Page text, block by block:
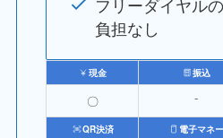
負担なし
現金 振込
〇 ⁻
QR決済 電子マネー